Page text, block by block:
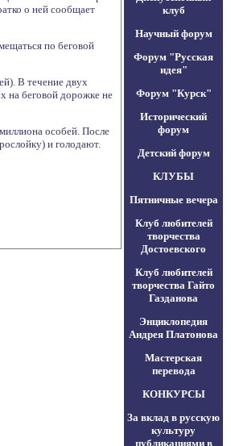
о ней сообщает
по беговой
В течение двух
на беговой дорожке не
особей. После
и голодают.
клуб
Научный форум
Форум "Русская
идея"
Форум "Курск"
Исторический
форум
Детский форум
КЛУБЫ
Пятничные вечера
Клуб любителей
творчества
Достоевского
Клуб любителей
творчества Гайто
Газданова
Энциклопедия
Андрея Платонова
Мастерская
перевода
КОНКУРСЫ
За вклад в русскую
культуру
публикациями в